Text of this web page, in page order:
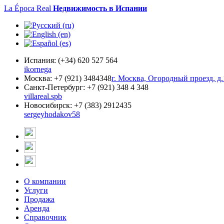
La Época Real Недвижимость в Испании
Испания: (+34) 620 527 564
ikornega
Москва: +7 (921) 3484348г. Москва, Огородный проезд,
Санкт-Петербург: +7 (921) 348 4 348
villareal.spb
Новосибирск: +7 (383) 2912435
sergeyhodakov58
О компании
Услуги
Продажа
Аренда
Справочник